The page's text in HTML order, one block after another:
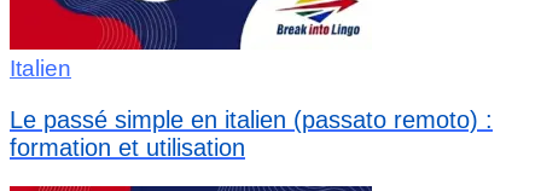
Italien
Le passé simple en italien (passato remoto) :
formation et utilisation